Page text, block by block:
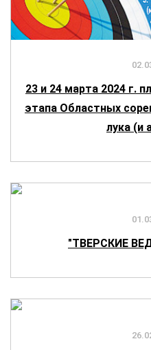
23 и 24 марта 2024 г.
этапа Областных
лука (и
"ТВЕРСКИЕ